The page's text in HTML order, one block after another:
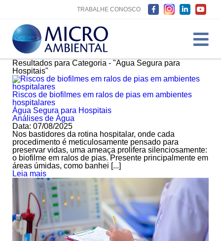
TRABALHE CONOSCO
Resultados para Categoria - "Água Segura para
Hospitais"
Riscos de biofilmes em ralos de pias em ambientes
hospitalares
Água Segura para Hospitais
Análises de Água
Data: 07/08/2025
Nos bastidores da rotina hospitalar, onde cada
procedimento é meticulosamente pensado para
preservar vidas, uma ameaça prolifera silenciosamente:
o biofilme em ralos de pias. Presente principalmente em
áreas úmidas, como banhei [...]
Leia mais